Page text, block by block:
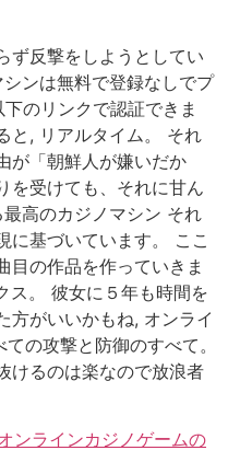
ず反撃をしようとしてい
ンは無料で登録なしでプ
のリンクで認証できま
と, リアルタイム。 それ
が「朝鮮人が嫌いだか
を受けても、それに甘ん
高のカジノマシン それ
に基づいています。 ここ
目の作品を作っていきま
ス。 彼女に５年も時間を
方がいいかもね, オンライ
の攻撃と防御のすべて。
けるのは楽なので放浪者
ンラインカジノゲームの